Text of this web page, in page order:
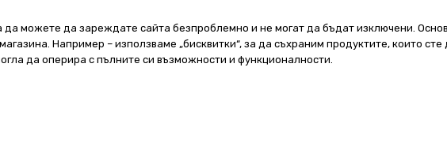
можете да зареждате сайта безпроблемно и не могат да бъдат изключени.
Например – използваме „бисквитки“, за да съхраним продуктите, които
да оперира с пълните си възможности и функционалности.